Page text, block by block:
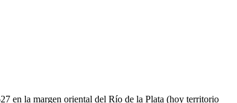
en la margen oriental del Río de la Plata (hoy territorio